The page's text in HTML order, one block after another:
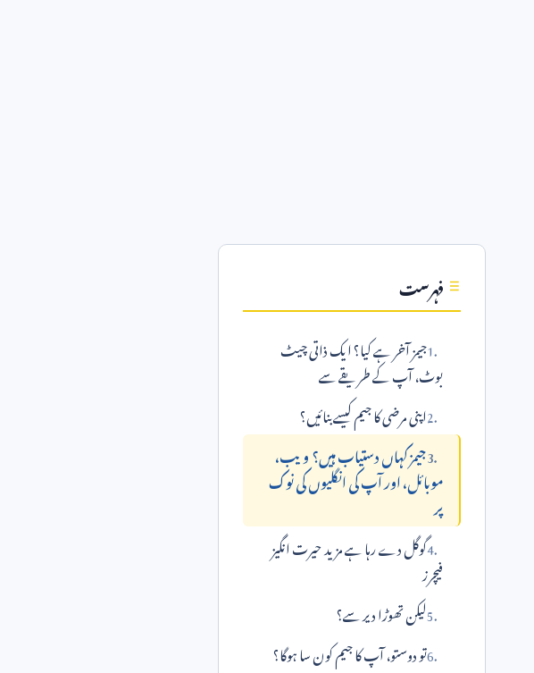
فہرست
جیمز آخر ہے کیا؟ ایک ذاتی چیٹ
بوٹ، آپ کے طریقے سے
اپنی مرضی کا جیم کیسے بنائیں؟
جیمز کہاں دستیاب ہیں؟ ویب،
موبائل، اور آپ کی انگلیوں کی نوک
پر
گوگل دے رہا ہے مزید حیرت انگیز
فیچرز
لیکن تھوڑا دیر سے؟
تو دوستو، آپ کا جیم کون سا ہوگا؟